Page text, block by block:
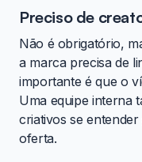
Preciso de
Não é obrigatório,
a marca precisa de
importante é que o
Uma equipe interna
criativos se
oferta.